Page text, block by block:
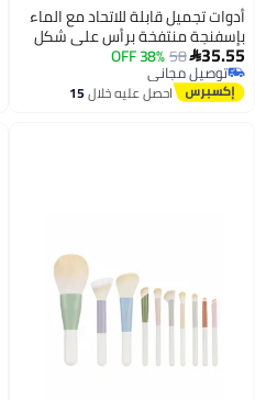
أدوات تجميل قابلة للاتحاد مع الماء
بإسفنجة منتفخة برأس على شكل
فطر مع مقبض وردي
35.55
58
38% OFF
توصيل مجاني
توصيل مجانياحصل عليه خلال15